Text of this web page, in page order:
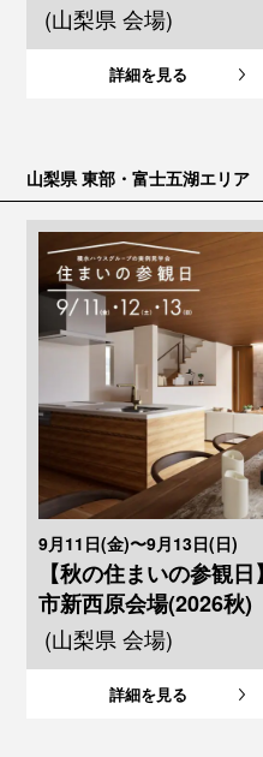
(山梨県 会場)
詳細を見る
山梨県 東部・富士五湖エリア
9月11日(金)〜9月13日(日)
【秋の住まいの参観
市新西原会場(2026秋)
(山梨県 会場)
詳細を見る